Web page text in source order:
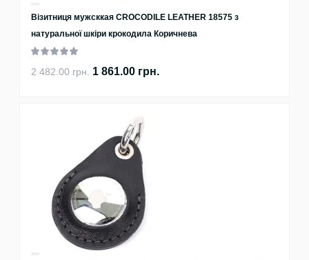
Візитниця мужсккая CROCODILE LEATHER 18575 з
натуральної шкіри крокодила Коричнева
2 482.00 грн. 1 861.00 грн.